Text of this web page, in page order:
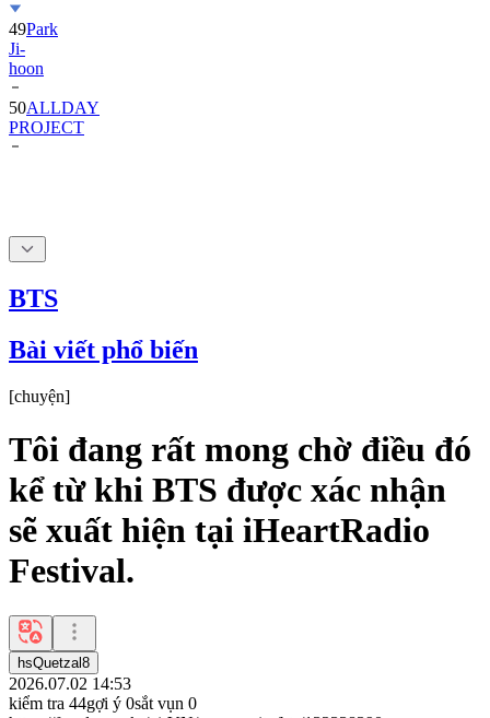
49Park
Ji-
hoon
50ALLDAY
PROJECT
BTS
Bài viết phổ biến
[chuyện]
Tôi đang rất mong chờ điều đó
kể từ khi BTS được xác nhận
sẽ xuất hiện tại iHeartRadio
Festival.
hsQuetzal8
2026.07.02 14:53
kiểm tra 44gợi ý 0sắt vụn 0